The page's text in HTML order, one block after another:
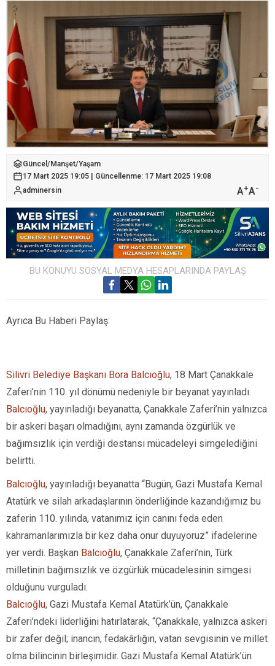
Güncel /Manşet/Yaşam
17 Mart 2025 19:05 | Güncellenme: 17 Mart 2025 19:08
adminersin
A+A-
BU KONUYU SOSYAL MEDYA HESAPLARINDA PAYLAŞ
Ayrıca Bu Haberi Paylaş:
Silivri Belediye Başkanı Bora Balcıoğlu, 18 Mart Çanakkale
Zaferi’nin 110. yıl dönümü nedeniyle bir beyanat yayınladı.
Balcıoğlu, yayınladığı beyanatta, Çanakkale Zaferi’nin yalnızca
bir askeri başarı olmadığını, aynı zamanda özgürlük ve
bağımsızlık için verdiği destansı mücadeleyi simgelediğini
belirtti.
Balcıoğlu, yayınladığı beyanatta “Bugün, Gazi Mustafa Kemal
Atatürk ve silah arkadaşlarının önderliğinde kazandığımız bu
zaferin 110. yılında, vatanımız için canını feda eden
kahramanlarımızla bir kez daha onur duyuyoruz” ifadelerine
yer verdi. Başkan Balcıoğlu, Çanakkale Zaferi’nin, Türk
milletinin bağımsızlık ve özgürlük mücadelesinin simgesi
olduğunu vurguladı.
Balcıoğlu, Gazi Mustafa Kemal Atatürk’ün, Çanakkale
Zaferi’ndeki liderliğini hatırlatarak, “Çanakkale, yalnızca askeri
bir zafer değil; inancın, fedakârlığın, vatan sevgisinin ve millet
olma bilincinin birleşimidir. Gazi Mustafa Kemal Atatürk’ün